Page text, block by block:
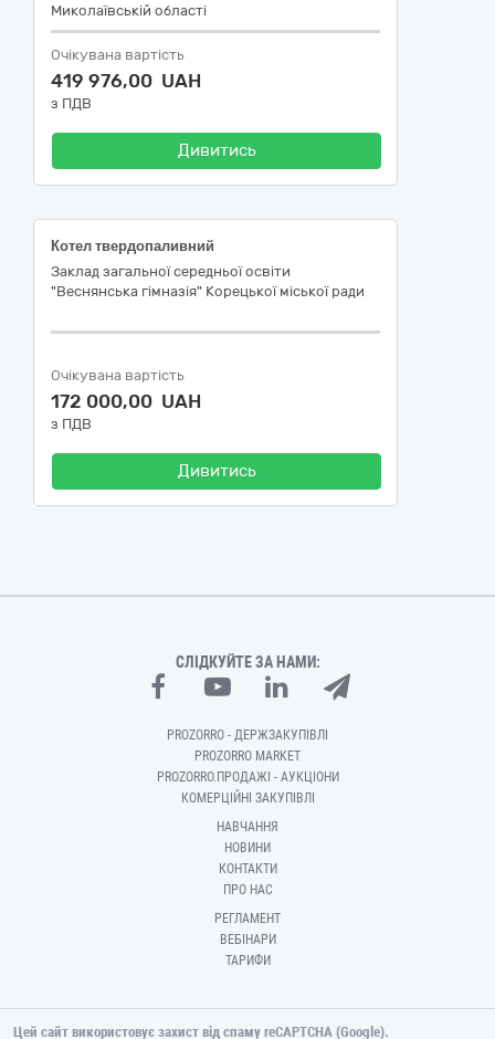
Миколаївській області
Очікувана вартість
419 976,00 UAH
з ПДВ
Дивитись
Котел твердопаливний
Заклад загальної середньої освіти
"Веснянська гімназія" Корецької міської ради
Очікувана вартість
172 000,00 UAH
з ПДВ
Дивитись
СЛІДКУЙТЕ ЗА НАМИ:
PROZORRO - ДЕРЖЗАКУПІВЛІ
PROZORRO MARKET
PROZORRO.ПРОДАЖІ - АУКЦІОНИ
КОМЕРЦІЙНІ ЗАКУПІВЛІ
НАВЧАННЯ
НОВИНИ
КОНТАКТИ
ПРО НАС
РЕГЛАМЕНТ
ВЕБІНАРИ
ТАРИФИ
Цей сайт використовує захист від спаму reCAPTCHA (Google).